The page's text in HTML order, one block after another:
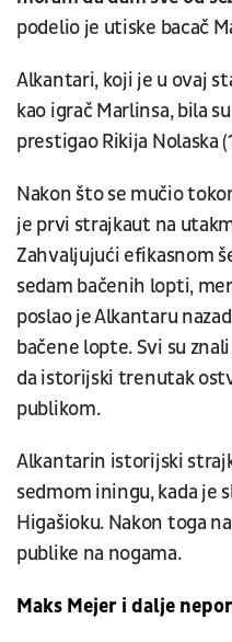
podelio je utiske bacač
Alkantari, koji je u ovaj
kao igrač Marlinsa, bila
prestigao Rikija Nolaska
Nakon što se mučio
je prvi strajkaut na
Zahvaljujući efikasnom
sedam bačenih lopti,
poslao je Alkantaru
bačene lopte. Svi su
da istorijski trenutak
publikom.
Alkantarin istorijski
sedmom iningu, kada je
Higašioku. Nakon toga
publike na nogama.
Maks Mejer i dalje